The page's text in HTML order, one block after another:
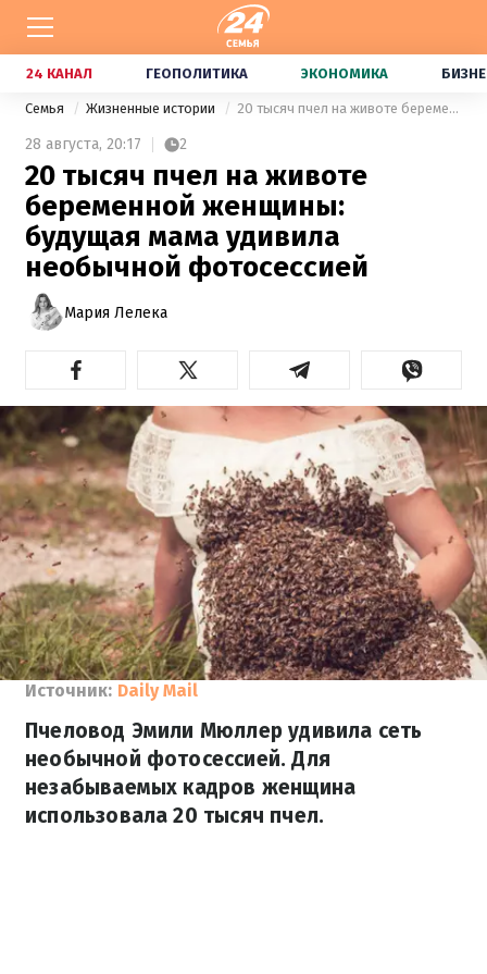
24 КАНАЛ ГЕОПОЛИТИКА ЭКОНОМИКА
Семья Жизненные истории 20 тысяч пчел на животе беременной женщины: будущая мама удивила необычной фотосессией
28 августа, 20:17 2
20 тысяч пчел на животе
беременной женщины:
будущая мама удивила
необычной фотосессией
Мария Лелека
Источник: Daily Mail
Пчеловод Эмили Мюллер удивила сеть
необычной фотосессией. Для
незабываемых кадров женщина
использовала 20 тысяч пчел.